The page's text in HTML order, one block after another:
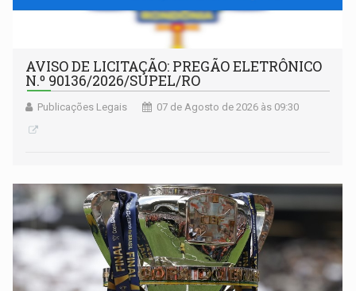
AVISO DE LICITAÇÃO: PREGÃO ELETRÔNICO
N.º 90136/2026/SUPEL/RO
Publicações Legais 07 de Agosto de 2026 às 09:30